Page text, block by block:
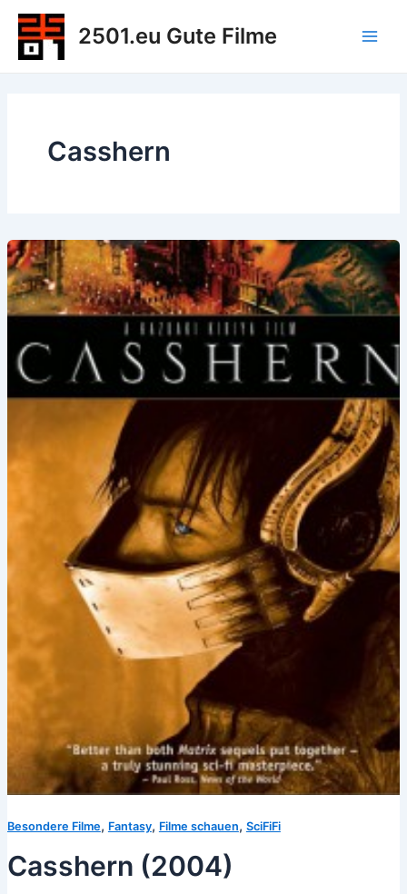
Zum
Inhalt
springen
2501.eu Gute Filme
Casshern
Besondere Filme, Fantasy, Filme schauen, SciFiFi
Casshern (2004)